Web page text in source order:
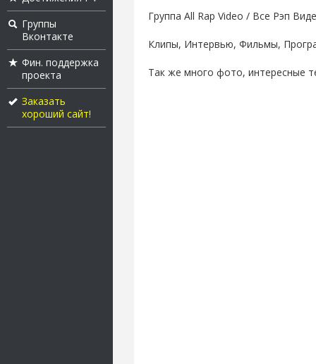
Группы
Вконтакте
Фин. поддержка
проекта
Заказать
хороший сайт!
Группа All Rap Video / Все Рэп
Клипы, Интервью, Фильмы,
Так же много фото, интересные